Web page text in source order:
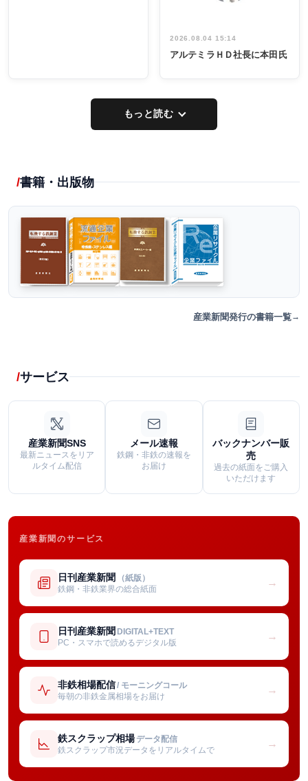
2026.08.04 15:14
アルテミラＨＤ社長に本田氏
もっと読む
書籍・出版物
産業新聞発行の書籍一覧
サービス
産業新聞SNS
最新ニュースをリア
ルタイム配信
メール速報
鉄鋼・非鉄の速報を
お届け
バックナンバー販
売
過去の紙面をご購入
いただけます
産業新聞のサービス
日刊産業新聞 （紙版）
鉄鋼・非鉄業界の総合紙面
→
日刊産業新聞 DIGITAL+TEXT
PC・スマホで読めるデジタル版
→
非鉄相場配信/ モーニングコール
毎朝の非鉄金属相場をお届け
→
鉄スクラップ相場 データ配信
鉄スクラップ市況データをリアルタイムで
→